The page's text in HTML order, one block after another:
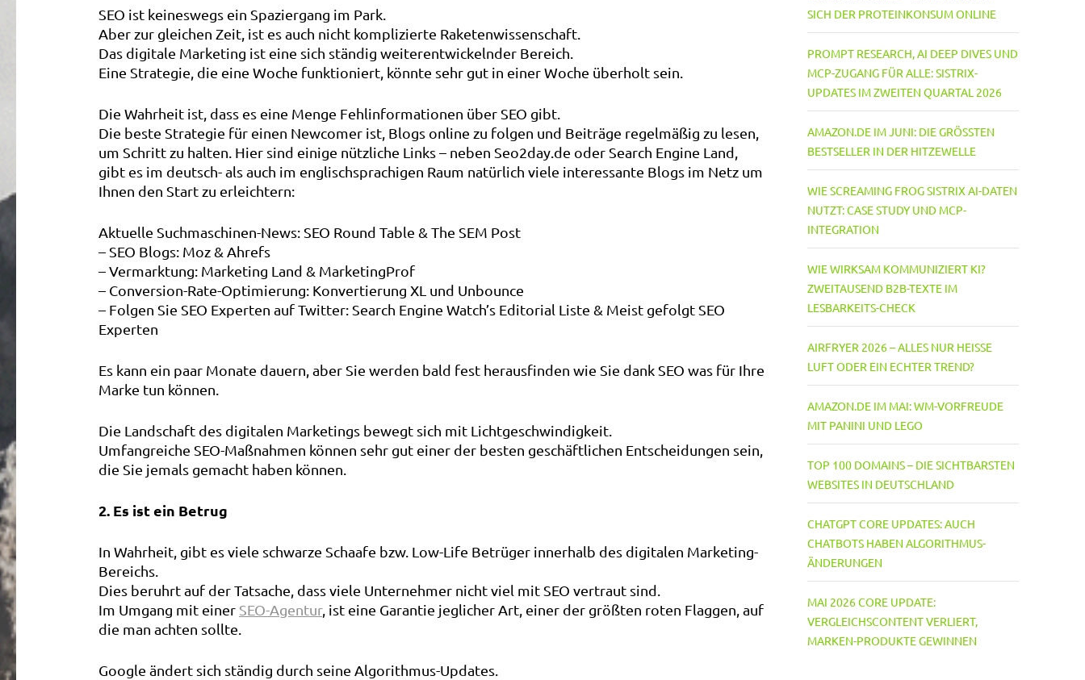
SEO ist keineswegs ein Spaziergang im Park.
Aber zur gleichen Zeit, ist es auch nicht komplizierte Raketenwissenschaft.
Das digitale Marketing ist eine sich ständig weiterentwickelnder Bereich.
Eine Strategie, die eine Woche funktioniert, könnte sehr gut in einer Woche überholt sein.
Die Wahrheit ist, dass es eine Menge Fehlinformationen über SEO gibt.
Die beste Strategie für einen Newcomer ist, Blogs online zu folgen und Beiträge regelmäßig zu lesen,
um Schritt zu halten. Hier sind einige nützliche Links – neben Seo2day.de oder Search Engine Land,
gibt es im deutsch- als auch im englischsprachigen Raum natürlich viele interessante Blogs im Netz um
Ihnen den Start zu erleichtern:
Aktuelle Suchmaschinen-News: SEO Round Table & The SEM Post
– SEO Blogs: Moz & Ahrefs
– Vermarktung: Marketing Land & MarketingProf
– Conversion-Rate-Optimierung: Konvertierung XL und Unbounce
– Folgen Sie SEO Experten auf Twitter: Search Engine Watch’s Editorial Liste & Meist gefolgt SEO
Experten
Es kann ein paar Monate dauern, aber Sie werden bald fest herausfinden wie Sie dank SEO was für Ihre
Marke tun können.
Die Landschaft des digitalen Marketings bewegt sich mit Lichtgeschwindigkeit.
Umfangreiche SEO-Maßnahmen können sehr gut einer der besten geschäftlichen Entscheidungen sein,
die Sie jemals gemacht haben können.
2. Es ist ein Betrug
In Wahrheit, gibt es viele schwarze Schaafe bzw. Low-Life Betrüger innerhalb des digitalen Marketing-
Bereichs.
Dies beruhrt auf der Tatsache, dass viele Unternehmer nicht viel mit SEO vertraut sind.
Im Umgang mit einer SEO-Agentur, ist eine Garantie jeglicher Art, einer der größten roten Flaggen, auf
die man achten sollte.
Google ändert sich ständig durch seine Algorithmus-Updates.
ICH DER PROTEINKONSUM ONLINE
PROMPT RESEARCH, AI DEEP DIVES UND
MCP-ZUGANG FÜR ALLE: SISTRIX-
UPDATES IM ZWEITEN QUARTAL 2026
AMAZON.DE IM JUNI: DIE GRÖSSTEN B
ESTSELLER IN DER HITZEWELLE
WIE SCREAMING FROG SISTRIX AI-DATEN
NUTZT: CASE STUDY UND MCP-
INTEGRATION
WIE WIRKSAM KOMMUNIZIERT KI?
ZWEITAUSEND B2B-TEXTE IM
LESBARKEITS-CHECK
AIRFRYER 2026 – ALLES NUR HEISSE L
UFT ODER EIN ECHTER TREND?
AMAZON.DE IM MAI: WM-VORFREUDE
MIT PANINI UND LEGO
TOP 100 DOMAINS – DIE SICHTBARSTEN
WEBSITES IN DEUTSCHLAND
CHATGPT CORE UPDATES: AUCH
CHATBOTS HABEN ALGORITHMUS-
ÄNDERUNGEN
MAI 2026 CORE UPDATE:
VERGLEICHSCONTENT VERLIERT,
MARKEN-PRODUKTE GEWINNEN